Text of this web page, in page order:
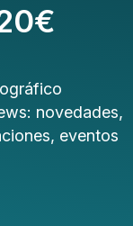
novedades,
eventos